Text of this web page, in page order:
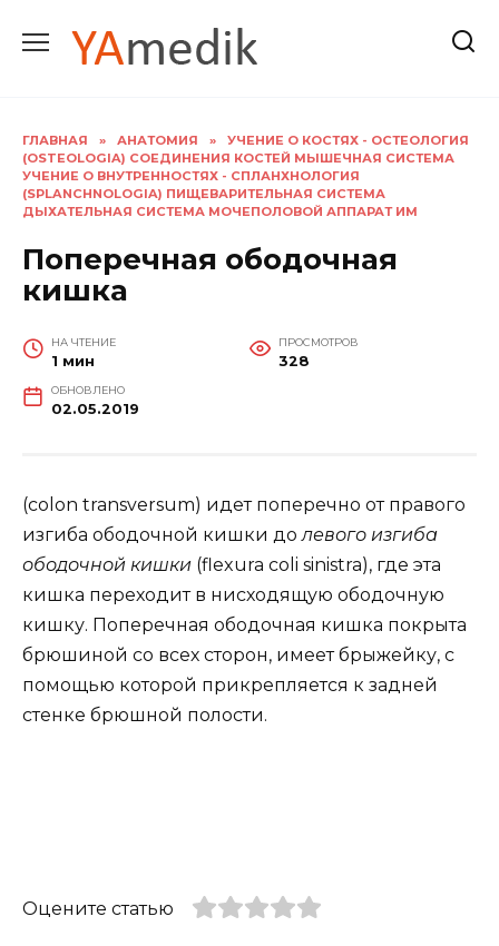
содержанию
ГЛАВНАЯ » АНАТОМИЯ »
УЧЕНИЕ О КОСТЯХ - ОСТЕОЛОГИЯ
(OSTEOLOGIA) СОЕДИНЕНИЯ КОСТЕЙ МЫШЕЧНАЯ СИСТЕМА
УЧЕНИЕ О ВНУТРЕННОСТЯХ - СПЛАНХНОЛОГИЯ
(SPLANCHNOLOGIA) ПИЩЕВАРИТЕЛЬНАЯ СИСТЕМА
ДЫХАТЕЛЬНАЯ СИСТЕМА МОЧЕПОЛОВОЙ АППАРАТ ИМ
Поперечная ободочная
кишка
НА ЧТЕНИЕ
1 мин
ПРОСМОТРОВ
328
ОБНОВЛЕНО
02.05.2019
(colon transversum) идет поперечно от правого
изгиба ободочной кишки до левого изгиба
ободочной кишки (flexura coli sinistra), где эта
кишка переходит в нисходящую ободочную
кишку. Поперечная ободочная кишка покрыта
брюшиной со всех сторон, имеет брыжейку, с
помощью которой прикрепляется к задней
стенке брюшной полости.
Оцените статью